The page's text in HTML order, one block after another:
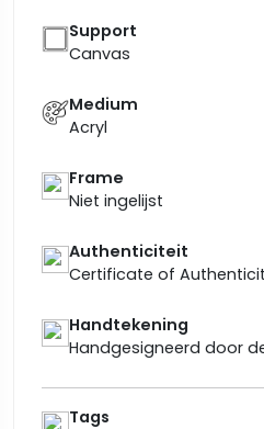
Support
Canvas
Medium
Acryl
Frame
Niet ingelijst
Authenticiteit
Certificate of
Handtekening
Handgesigneerd door
Tags